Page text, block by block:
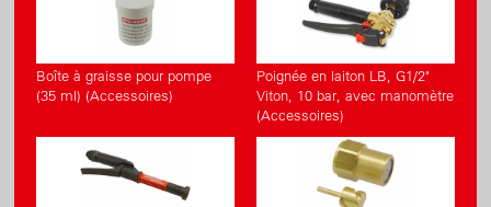
Boîte à graisse pour pompe
(35 ml) (Accessoires)
Poignée en laiton LB, G1/2"
Viton, 10 bar, avec manomètre
(Accessoires)